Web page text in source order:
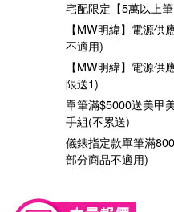
宅配限定【5萬以上
【MW明緯】電源供
不適用)
【MW明緯】電源
限送1)
單筆滿$5000送美甲
手組(不累送)
儀錶指定款單筆滿
部分商品不適用)